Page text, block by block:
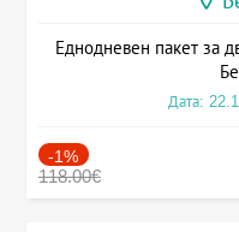
Еднодневен пакет за
Дата:
-1%
118.00€